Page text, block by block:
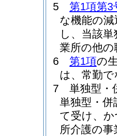
5
第1項第3
な機能の
し、当該
業所の他
6
第1項の
は、常勤
7
単独型・
単独型・併
て受け、
所介護の